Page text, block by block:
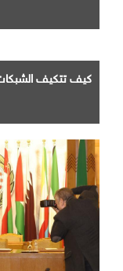
كيف تتكيف الشبكات